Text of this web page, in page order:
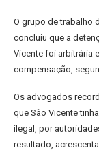
O grupo de trabalho
concluiu que a
Vicente foi arbitrária
compensação,
Os advogados
que São Vicente
ilegal, por
resultado,